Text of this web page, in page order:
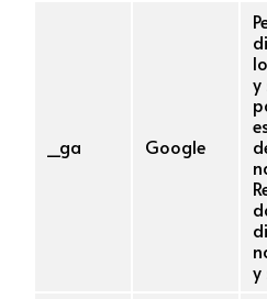
_ga Google
y
y